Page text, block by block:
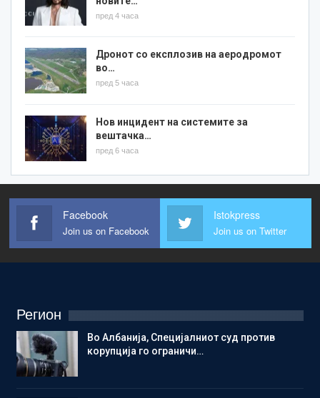
пред 4 часа
Дронот со експлозив на аеродромот
во…
пред 5 часа
Нов инцидент на системите за
вештачка…
пред 6 часа
Facebook
Join us on Facebook
Istokpress
Join us on Twitter
Регион
Во Албанија, Специјалниот суд против
корупција го ограничи…